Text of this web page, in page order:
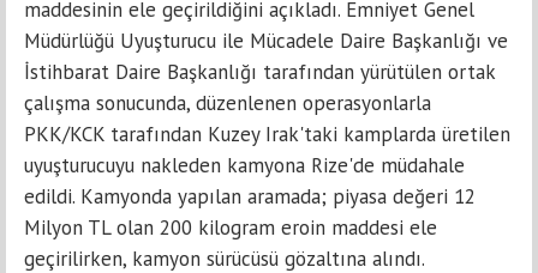
maddesinin ele geçirildiğini açıkladı. Emniyet Genel
Müdürlüğü Uyuşturucu ile Mücadele Daire Başkanlığı ve
İstihbarat Daire Başkanlığı tarafından yürütülen ortak
çalışma sonucunda, düzenlenen operasyonlarla
PKK/KCK tarafından Kuzey Irak'taki kamplarda üretilen
uyuşturucuyu nakleden kamyona Rize'de müdahale
edildi. Kamyonda yapılan aramada; piyasa değeri 12
Milyon TL olan 200 kilogram eroin maddesi ele
geçirilirken, kamyon sürücüsü gözaltına alındı.